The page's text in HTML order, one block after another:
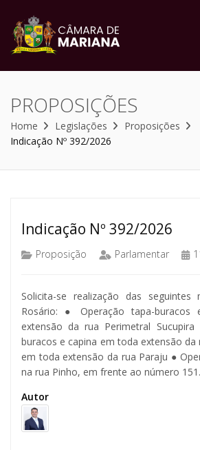
PROPOSIÇÕES
Home Legislações
Proposições
Indicação Nº 392/2026
Indicação Nº 392/2026
Proposição Parlamentar
Solicita-se realização das seguintes
Rosário: ● Operação tapa-
extensão da rua Perimetral
buracos e capina em toda extensão da
em toda extensão da rua Paraju ●
na rua Pinho, em frente ao número 151.
Autor